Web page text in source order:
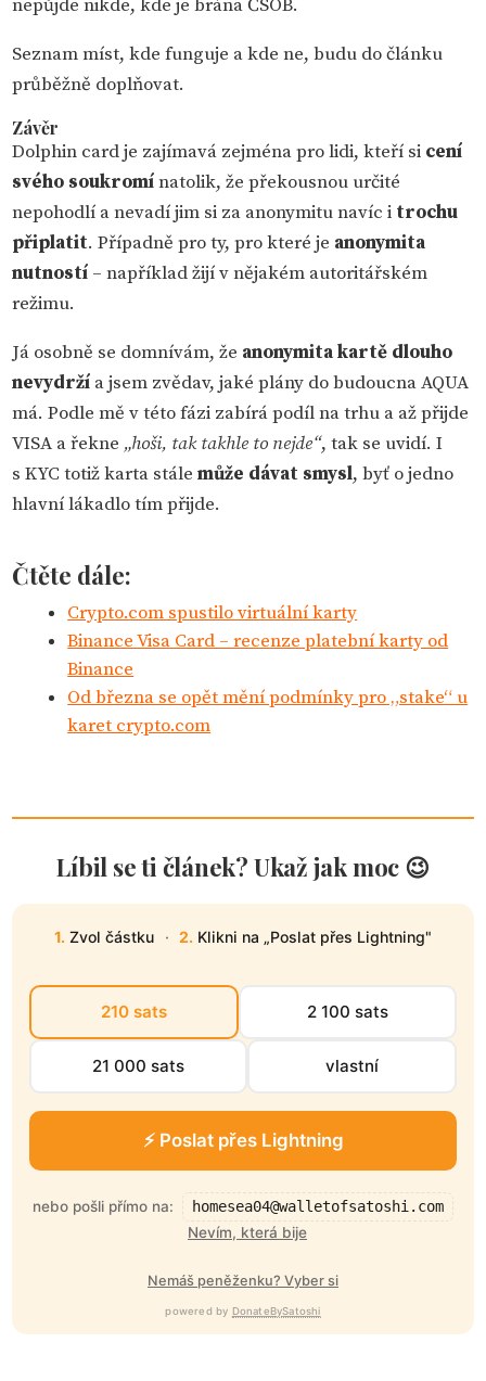
nepůjde nikde, kde je brána ČSOB.
Seznam míst, kde funguje a kde ne, budu do článku
průběžně doplňovat.
Závěr
Dolphin card je zajímavá zejména pro lidi, kteří si cení
svého soukromínatolik, že překousnou určité
nepohodlí a nevadí jim si za anonymitu navíc i trochu
připlatit. Případně pro ty, pro které je anonymita
nutností – například žijí v nějakém autoritářském
režimu.
Já osobně se domnívám, že anonymita kartě dlouho
nevydrží a jsem zvědav, jaké plány do budoucna AQUA
má. Podle mě v této fázi zabírá podíl na trhu a až přijde
VISA a řekne „hoši, tak takhle to nejde“, tak se uvidí. I
s KYC totiž karta stálemůže dávat smysl, byť o jedno
hlavní lákadlo tím přijde.
Čtěte dále:
Crypto.com spustilo virtuální karty
Binance Visa Card – recenze platební karty od
Binance
Od března se opět mění podmínky pro „stake“ u
karet crypto.com
Líbil se ti článek? Ukaž jak moc 😉
1.Zvol částku · 2. Klikni na „Poslat přes Lightning"
210 sats 2 100 sats
21 000 sats vlastní
⚡ Poslat přes Lightning
nebo pošli přímo na:
homesea04@walletofsatoshi.com
Nevím, která bije
Nemáš peněženku? Vyber si
powered by DonateBySatoshi